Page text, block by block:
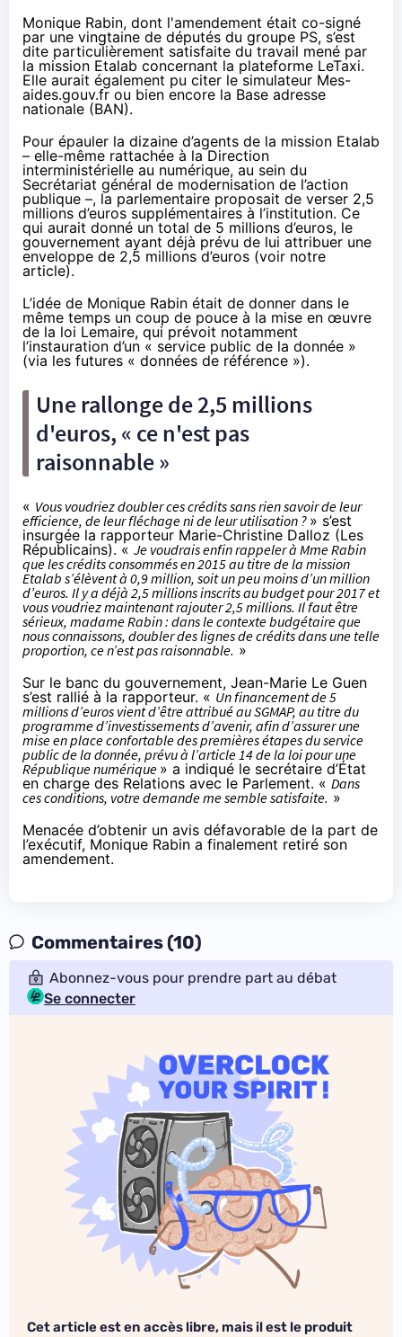
Monique Rabin, dont l'amendement était co-signé
par une vingtaine de députés du groupe PS, s’est
dite particulièrement satisfaite du travail mené par
la mission Etalab concernant la plateforme LeTaxi.
Elle aurait également pu citer le simulateur Mes-
aides.gouv.fr ou bien encore la Base adresse
nationale (BAN).
Pour épauler la dizaine d’agents de la mission Etalab
– elle-même rattachée à la Direction
interministérielle au numérique, au sein du
Secrétariat général de modernisation de l’action
publique –, la parlementaire proposait de verser 2,5
millions d’euros supplémentaires à l’institution. Ce
qui aurait donné un total de 5 millions d’euros, le
gouvernement ayant déjà prévu de lui attribuer une
enveloppe de 2,5 millions d’euros (voir notre
article).
L’idée de Monique Rabin était de donner dans le
même temps un coup de pouce à la mise en œuvre
de la loi Lemaire, qui prévoit notamment
l’instauration d’un « service public de la donnée »
(via les futures « données de référence »).
Une rallonge de 2,5 millions
d'euros, « ce n'est pas
raisonnable »
« Vous voudriez doubler ces crédits sans rien savoir de leur
efficience, de leur fléchage ni de leur utilisation ? » s’est
insurgée la rapporteur Marie-Christine Dalloz (Les
Républicains). « Je voudrais enfin rappeler à Mme Rabin
que les crédits consommés en 2015 au titre de la mission
Etalab s’élèvent à 0,9 million, soit un peu moins d’un million
d’euros. Il y a déjà 2,5 millions inscrits au budget pour 2017 et
vous voudriez maintenant rajouter 2,5 millions. Il faut être
sérieux, madame Rabin : dans le contexte budgétaire que
nous connaissons, doubler des lignes de crédits dans une telle
proportion, ce n’est pas raisonnable. »
Sur le banc du gouvernement, Jean-Marie Le Guen
s’est rallié à la rapporteur. « Un financement de 5
millions d’euros vient d’être attribué au SGMAP, au titre du
programme d’investissements d’avenir, afin d’assurer une
mise en place confortable des premières étapes du service
public de la donnée, prévu à l’article 14 de la loi pour une
République numérique » a indiqué le secrétaire d’État
en charge des Relations avec le Parlement. « Dans
ces conditions, votre demande me semble satisfaite. »
Menacée d’obtenir un avis défavorable de la part de
l’exécutif, Monique Rabin a finalement retiré son
amendement.
Commentaires (10)
Abonnez-vous pour prendre part au débat
Se connecter
Cet article est en accès libre, mais il est le produit